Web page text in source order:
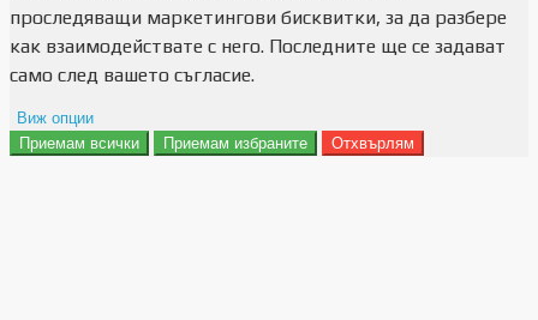
проследяващи маркетингови бисквитки, за да разбере
как взаимодействате с него. Последните ще се задават
само след вашето съгласие.
Виж опции
Препочитания за реклами
Приемам всички Приемам избраните Отхвърлям